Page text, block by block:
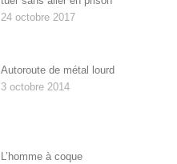
24 octobre 2017
Autoroute de métal lourd
3 octobre 2014
L’homme à coque